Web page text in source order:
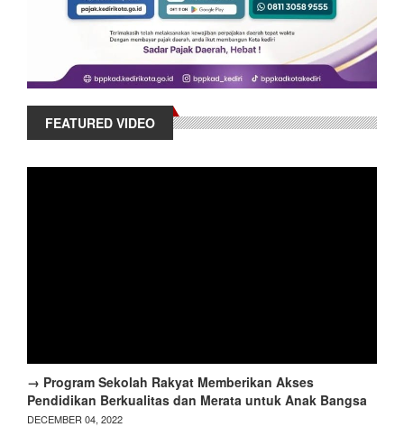
FEATURED VIDEO
→ Program Sekolah Rakyat Memberikan Akses
Pendidikan Berkualitas dan Merata untuk Anak Bangsa
DECEMBER 04, 2022